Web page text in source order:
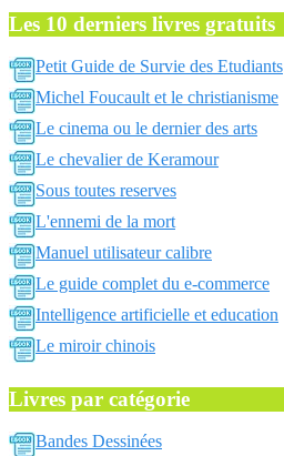
Les 10 derniers livres gratuits
Petit Guide de Survie des Etudiants
Michel Foucault et le christianisme
Le cinema ou le dernier des arts
Le chevalier de Keramour
Sous toutes reserves
L'ennemi de la mort
Manuel utilisateur calibre
Le guide complet du e-commerce
Intelligence artificielle et education
Le miroir chinois
Livres par catégorie
Bandes Dessinées